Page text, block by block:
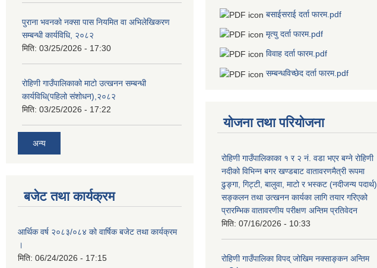
पुराना भवनको नक्सा पास नियमित वा अभिलेखिकरण
सम्बन्धी कार्यविधि, २०८२
मिति: 03/25/2026 - 17:30
रोहिणी गाउँपालिकाको माटो उत्खनन सम्बन्धी
कार्यविधि(पहिलो संशोधन),२०८२
मिति: 03/25/2026 - 17:22
अन्य
बजेट तथा कार्यक्रम
आर्थिक वर्ष २०८३/०८४ को वार्षिक बजेट तथा कार्यक्रम
।
मिति: 06/24/2026 - 17:15
बसाईसराई दर्ता फारम.pdf
मृत्यु दर्ता फारम.pdf
विवाह दर्ता फारम.pdf
सम्बन्धविच्छेद दर्ता फारम.pdf
योजना तथा परियोजना
रोहिणी गाउँपालिकाका १ र २ नं. वडा भएर बग्ने रोहिणी
नदीको विभिन्न बगर खण्डबाट वातावरणमैत्री रूपमा
ढुङ्गा, गिट्टी, बालुवा, माटो र भस्कट (नदीजन्य पदार्थ)
सङ्कलन तथा उत्खनन कार्यका लागि तयार गरिएको
प्रारम्भिक वातावरणीय परीक्षण अन्तिम प्रतिवेदन
मिति: 07/16/2026 - 10:33
रोहिणी गाउँपालिका विपद् जोखिम नक्साङ्कन अन्तिम